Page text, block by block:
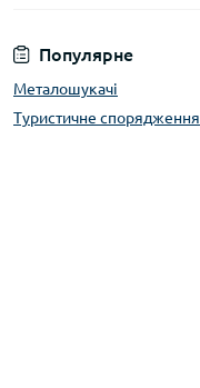
Популярне
Металошукачі
Туристичне спорядження